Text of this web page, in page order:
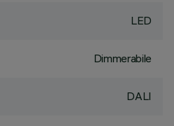
LED
Dimmerabile
DALI